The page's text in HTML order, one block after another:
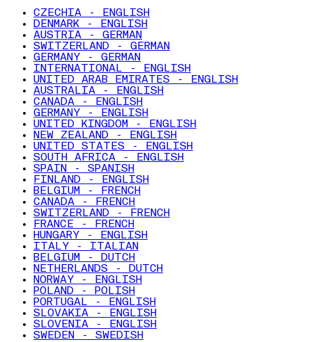
CZECHIA - ENGLISH
DENMARK - ENGLISH
AUSTRIA - GERMAN
SWITZERLAND - GERMAN
GERMANY - GERMAN
INTERNATIONAL - ENGLISH
UNITED ARAB EMIRATES - ENGLISH
AUSTRALIA - ENGLISH
CANADA - ENGLISH
GERMANY - ENGLISH
UNITED KINGDOM - ENGLISH
NEW ZEALAND - ENGLISH
UNITED STATES - ENGLISH
SOUTH AFRICA - ENGLISH
SPAIN - SPANISH
FINLAND - ENGLISH
BELGIUM - FRENCH
CANADA - FRENCH
SWITZERLAND - FRENCH
FRANCE - FRENCH
HUNGARY - ENGLISH
ITALY - ITALIAN
BELGIUM - DUTCH
NETHERLANDS - DUTCH
NORWAY - ENGLISH
POLAND - POLISH
PORTUGAL - ENGLISH
SLOVAKIA - ENGLISH
SLOVENIA - ENGLISH
SWEDEN - SWEDISH